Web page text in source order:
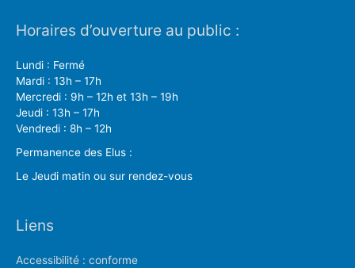
Horaires d’ouverture au public :
Lundi : Fermé
Mardi : 13h – 17h
Mercredi : 9h – 12h et 13h – 19h
Jeudi : 13h – 17h
Vendredi : 8h – 12h
Permanence des Elus :
Le Jeudi matin ou sur rendez-vous
Liens
Accessibilité : conforme